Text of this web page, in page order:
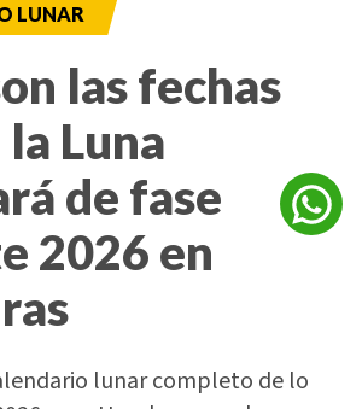
LUNAR
las fechas
Luna
de fase
2026 en
lunar completo de lo